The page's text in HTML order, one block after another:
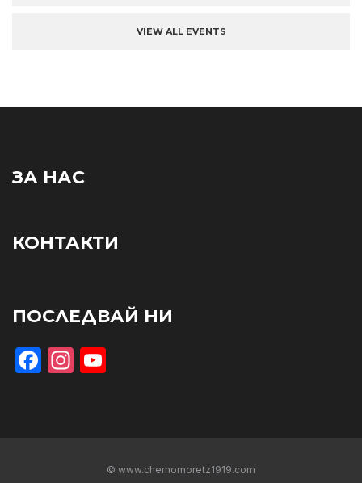
VIEW ALL EVENTS
ЗА НАС
КОНТАКТИ
ПОСЛЕДВАЙ НИ
Facebook
Instagram
© www.chernomoretz1919.com